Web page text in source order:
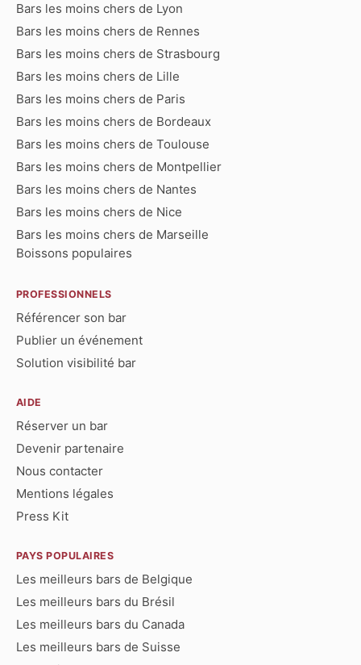
Bars les moins chers de Lyon
Bars les moins chers de Rennes
Bars les moins chers de Strasbourg
Bars les moins chers de Lille
Bars les moins chers de Paris
Bars les moins chers de Bordeaux
Bars les moins chers de Toulouse
Bars les moins chers de Montpellier
Bars les moins chers de Nantes
Bars les moins chers de Nice
Bars les moins chers de Marseille
Boissons populaires
PROFESSIONNELS
Référencer son bar
Publier un événement
Solution visibilité bar
AIDE
Réserver un bar
Devenir partenaire
Nous contacter
Mentions légales
Press Kit
PAYS POPULAIRES
Les meilleurs bars de Belgique
Les meilleurs bars du Brésil
Les meilleurs bars du Canada
Les meilleurs bars de Suisse